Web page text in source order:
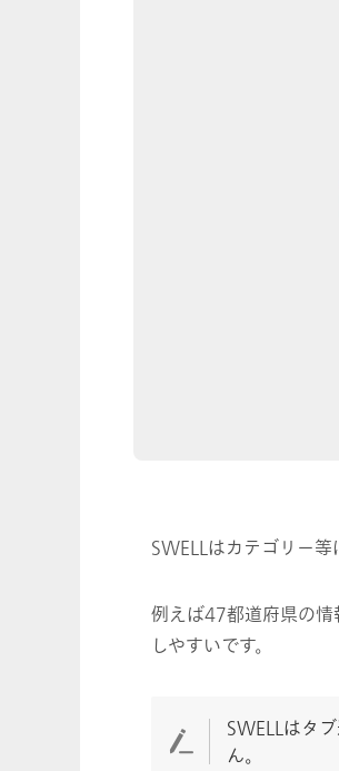
SWELLはカテゴリー等
例えば47都道府県の情
しやすいです。
SWELLはタ
ん。